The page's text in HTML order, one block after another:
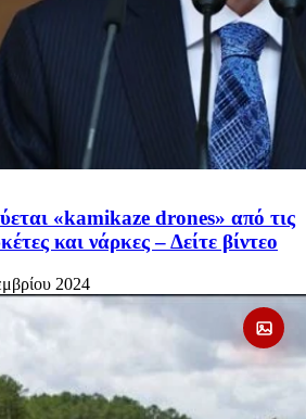
«kamikaze drones» από τις
και νάρκες – Δείτε βίντεο
2024